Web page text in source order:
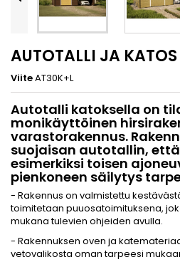
AUTOTALLI JA
ViiteAT30K+L
Autotalli katoksella on
monikäyttöinen
varastorakennus.
suojaisan autotallin,
esimerkiksi toisen
pienkoneen säilytys
- Rakennus on valmistettu
toimitetaan puuosatoimituksena,
mukana tulevien ohjeiden avulla.
- Rakennuksen oven ja
vetovalikosta oman tarpeesi